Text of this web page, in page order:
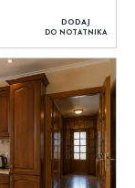
DODAJ
DO NOTATNIKA